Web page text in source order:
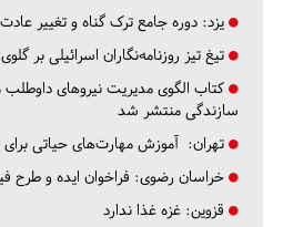
یزد: دوره جامع ترک گناه و تغییر عادت
تیغ تیز روزنامه‌نگاران اسرائیلی بر گلوی
کتاب الگوی مدیریت نیروهای
سازندگی منتشر شد
تهران: آموزش مهارت‌های حیاتی
خراسان رضوی: فراخوان ایده و طرح
قزوین: غزه غذا ندارد